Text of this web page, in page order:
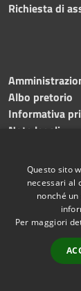
Richiesta di
Albo pretorio
Informativa
Note legali
Accessibilità
Questo sito
necessari al
nonché
Per maggiori